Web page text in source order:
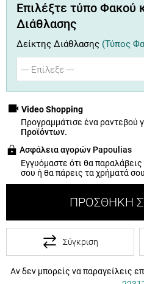
Επιλέξτε τύπο Φακού
Διάθλασης
Δείκτης Διάθλασης (Τύπος
Video Shopping
Προγραμμάτισε ένα ραντεβού
Προϊόντων.
Ασφάλεια αγορών Papoulias
Εγγυόμαστε ότι θα
σου ή θα πάρεις τα χρήματά
ΠΡΟΣΘΉΚΗ
Σύγκριση
Αν δεν μπορείς να παραγείλεις